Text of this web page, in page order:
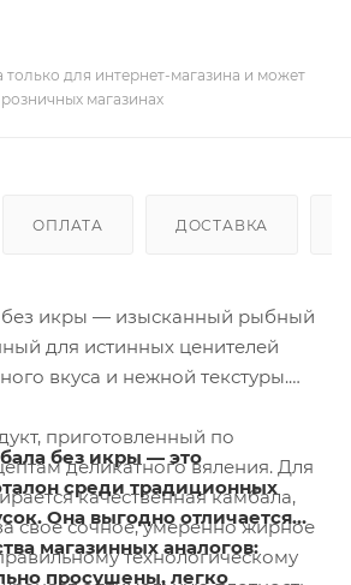
только для интернет-магазина и может
магазинах
ОПЛАТА ДОСТАВКА
без икры — изысканный рыбный
для истинных ценителей
вкуса и нежной текстуры.
приготовленный по
деликатного вяления. Для
качественная камбала,
свое сочное, умеренно жирное
технологическому
без икры — это
среди традиционных
Она выгодно отличается
магазинных аналогов:
просушены, легко